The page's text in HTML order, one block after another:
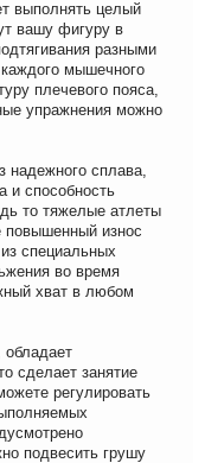
выполнять целый
вашу фигуру в
разными
мышечного
плечевого пояса,
упражнения можно
надежного сплава,
и способность
то тяжелые атлеты
повышенный износ
специальных
во время
хват в любом
обладает
сделает занятие
регулировать
подвесить грушу